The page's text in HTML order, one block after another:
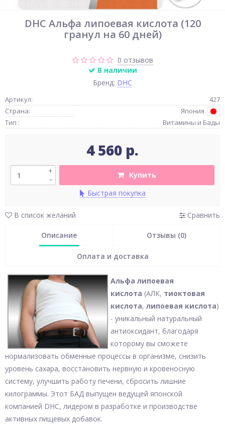
DHC Альфа липоевая кислота (120
гранул на 60 дней)
0 отзывов
В наличии
Бренд: DHC
Артикул:
427
Страна:
Япония
Тип :
Витамины и Бады
4 560 р.
–
+
Купить
Быстрая покупка
В список желаний Сравнить
Описание Отзывы (0)
Оплата и доставка
Альфа липоевая
кислота (АЛК, тиоктовая
кислота, липоевая кислота)
- уникальный натуральный
антиоксидант, благодаря
которому вы сможете
нормализовать обменные процессы в организме, снизить
уровень сахара, восстановить нервную и кровеносную
систему, улучшить работу печени, сбросить лишние
килограммы. Этот БАД выпущен ведущей японской
компанией DHC, лидером в разработке и производстве
активных пищевых добавок.